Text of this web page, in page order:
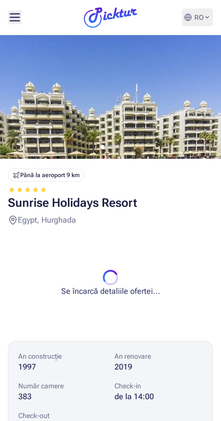
RO
Până la aeroport 9 km
Sunrise Holidays Resort
Egypt, Hurghada
Se încarcă detaliile ofertei...
An construcție
1997
An renovare
2019
Număr camere
383
Check-in
de la 14:00
Check-out